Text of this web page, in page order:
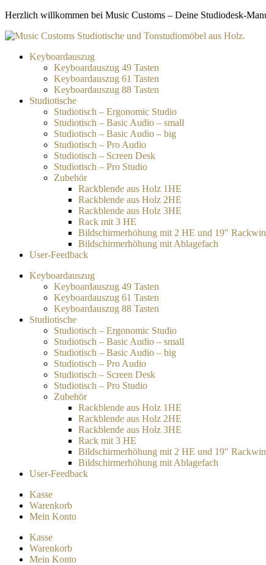
Zum
springen
Herzlich willkommen bei Music Customs – Deine Studiodesk-
Keyboardauszug
Keyboardauszug 49 Tasten
Keyboardauszug 61 Tasten
Keyboardauszug 88 Tasten
Studiotische
Studiotisch – Ergonomic Studio
Studiotisch – Basic Audio – small
Studiotisch – Basic Audio – big
Studiotisch – Pro Audio
Studiotisch – Screen Desk
Studiotisch – Pro Studio
Zubehör
Rackblende aus Holz 1HE
Rackblende aus Holz 2HE
Rackblende aus Holz 3HE
Rack mit 3 HE
Bildschirmerhöhung mit 2 HE und 19″
Bildschirmerhöhung mit Ablagefach
User-Feedback
Keyboardauszug
Keyboardauszug 49 Tasten
Keyboardauszug 61 Tasten
Keyboardauszug 88 Tasten
Studiotische
Studiotisch – Ergonomic Studio
Studiotisch – Basic Audio – small
Studiotisch – Basic Audio – big
Studiotisch – Pro Audio
Studiotisch – Screen Desk
Studiotisch – Pro Studio
Zubehör
Rackblende aus Holz 1HE
Rackblende aus Holz 2HE
Rackblende aus Holz 3HE
Rack mit 3 HE
Bildschirmerhöhung mit 2 HE und 19″
Bildschirmerhöhung mit Ablagefach
User-Feedback
Kasse
Warenkorb
Mein Konto
Kasse
Warenkorb
Mein Konto